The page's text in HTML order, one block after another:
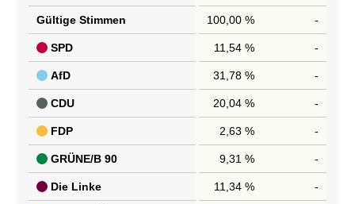
Gültige Stimmen 100,00 % -
SPD 11,54 % -
AfD 31,78 % -
CDU 20,04 % -
FDP 2,63 % -
GRÜNE/B 90 9,31 % -
Die Linke 11,34 % -